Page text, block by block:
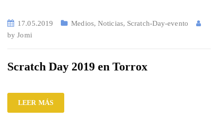
17.05.2019 Medios,Noticias, Scratch-Day-evento
byJomi
Scratch Day 2019 en Torrox
LEER MÁS